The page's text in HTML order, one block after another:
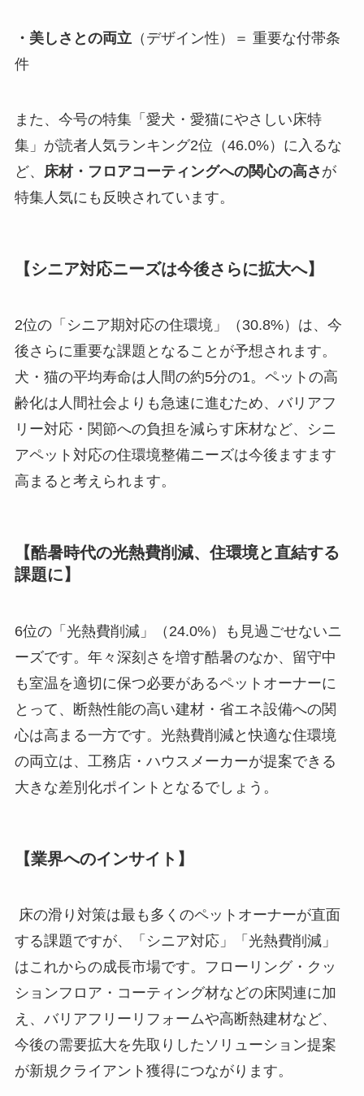
・美しさとの両立 （デザイン性）＝ 重要な付帯条
件
また、今号の特集「愛犬・愛猫にやさしい床特
集」が読者人気ランキング2位（46.0%）に入るな
ど、
床材・フロアコーティングへの関心の高さ が
特集人気にも反映されています。
【シニア対応ニーズは今後さらに拡大へ】
2位の「シニア期対応の住環境」（30.8%）は、今
後さらに重要な課題となることが予想されます。
犬・猫の平均寿命は人間の約5分の1。ペットの高
齢化は人間社会よりも急速に進むため、バリアフ
リー対応・関節への負担を減らす床材など、シニ
アペット対応の住環境整備ニーズは今後ますます
高まると考えられます。
【酷暑時代の光熱費削減、住環境と直結する
課題に】
6位の「光熱費削減」（24.0%）も見過ごせないニ
ーズです。年々深刻さを増す酷暑のなか、留守中
も室温を適切に保つ必要があるペットオーナーに
とって、断熱性能の高い建材・省エネ設備への関
心は高まる一方です。光熱費削減と快適な住環境
の両立は、工務店・ハウスメーカーが提案できる
大きな差別化ポイントとなるでしょう。
【業界へのインサイト】
床の滑り対策は最も多くのペットオーナーが直面
する課題ですが、「シニア対応」「光熱費削減」
はこれからの成長市場です。フローリング・クッ
ションフロア・コーティング材などの床関連に加
え、バリアフリーリフォームや高断熱建材など、
今後の需要拡大を先取りしたソリューション提案
が新規クライアント獲得につながります。